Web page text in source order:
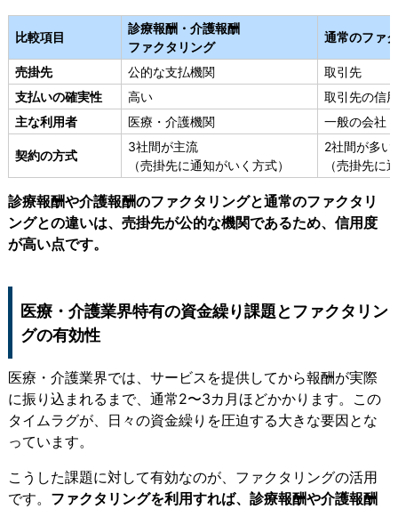
比較項目
診療報酬・介護報酬
ファクタリング
通常のファ
売掛先 公的な支払機関
取引先
支払いの確実性
高い
取引先の信
主な利用者
医療・介護機関 一般の会社
契約の方式
3社間が主流
（売掛先に通知がいく方式）
2社間が多い
（売掛先に
診療報酬や介護報酬のファクタリングと通常のファクタリ
ングとの違いは、売掛先が公的な機関であるため、信用度
が高い点です。
医療・介護業界特有の資金繰り課題とファクタリン
グの有効性
医療・介護業界では、サービスを提供してから報酬が実際
に振り込まれるまで、通常2〜3カ月ほどかかります。この
タイムラグが、日々の資金繰りを圧迫する大きな要因とな
っています。
こうした課題に対して有効なのが、ファクタリングの活用
です。 ファクタリングを利用すれば、診療報酬や介護報酬